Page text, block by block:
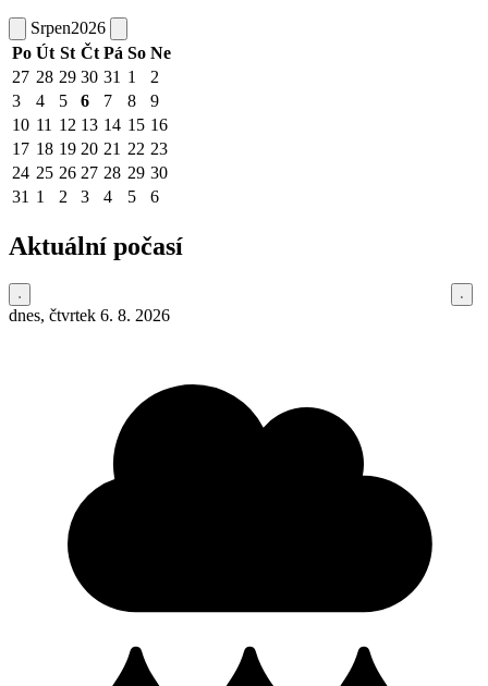
Srpen2026
Po Út St Čt Pá So Ne
27 28 29 30 31 1
2
3
4 5 6 7 8
9
10 11 12 13 14 15 16
17 18 19 20 21 22 23
24 25 26 27 28 29 30
31 1 2 3 4 5 6
Aktuální počasí
dnes, čtvrtek 6. 8. 2026